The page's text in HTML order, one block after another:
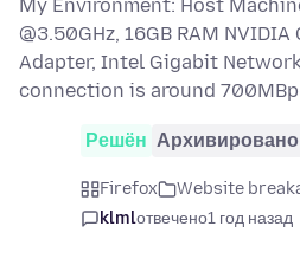
My Environment: Host
@3.50GHz, 16GB RAM
Adapter, Intel Gigabit
connection is around
Решён Архивировано
Firefox Website
klmlотвечено1 год назад